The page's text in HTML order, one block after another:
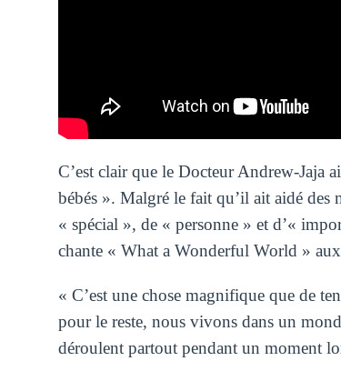
C’est clair que le Docteur Andrew-Jaja
bébés ». Malgré le fait qu’il ait aidé des
« spécial », de « personne » et d’«
chante « What a Wonderful World » aux
« C’est une chose magnifique que de
pour le reste, nous vivons dans un
déroulent partout pendant un moment